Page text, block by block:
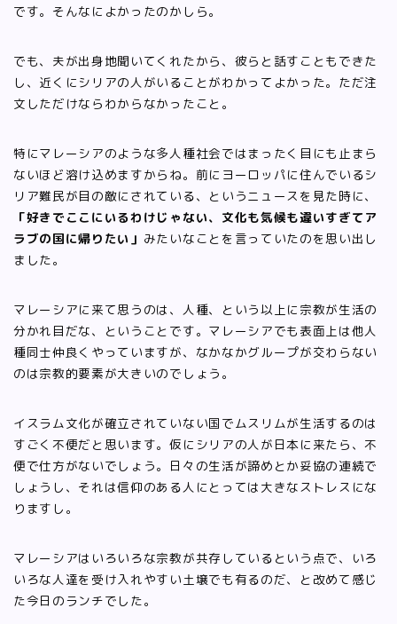
です。そんなによかったのかしら。
でも、夫が出身地聞いてくれたから、彼らと話すこともできた
し、近くにシリアの人がいることがわかってよかった。ただ注
文しただけならわからなかったこと。
特にマレーシアのような多人種社会ではまったく目にも止まら
ないほど溶け込めますからね。前にヨーロッパに住んでいるシ
リア難民が目の敵にされている、というニュースを見た時に、
「好きでここにいるわけじゃない、文化も気候も違いすぎてア
ラブの国に帰りたい」 みたいなことを言っていたのを思い出し
ました。
マレーシアに来て思うのは、人種、という以上に宗教が生活の
分かれ目だな、ということです。マレーシアでも表面上は他人
種同士仲良くやっていますが、なかなかグループが交わらない
のは宗教的要素が大きいのでしょう。
イスラム文化が確立されていない国でムスリムが生活するのは
すごく不便だと思います。仮にシリアの人が日本に来たら、不
便で仕方がないでしょう。日々の生活が諦めとか妥協の連続で
しょうし、それは信仰のある人にとっては大きなストレスにな
りますし。
マレーシアはいろいろな宗教が共存しているという点で、いろ
いろな人達を受け入れやすい土壌でも有るのだ、と改めて感じ
た今日のランチでした。